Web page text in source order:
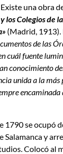
una obra
los Colegios de
(Madrid, 1913).
de las
cuál fuente
conocimiento
unida a la
encaminada
1790 se ocupó
Salamanca y
Colocó al